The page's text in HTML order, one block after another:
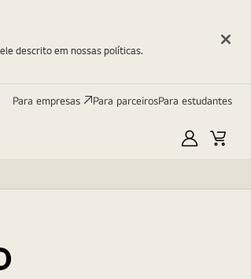
Para empresas Para parceirosPara estudantes
Minha
descrito em nossas políticas.